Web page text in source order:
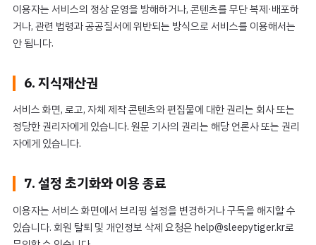
이용자는 서비스의 정상 운영을 방해하거나, 콘텐츠를 무단 복제·배포하
거나, 관련 법령과 공공질서에 위반되는 방식으로 서비스를 이용해서는
안 됩니다.
6. 지식재산권
서비스 화면, 로고, 자체 제작 콘텐츠와 편집물에 대한 권리는 회사 또는
정당한 권리자에게 있습니다. 원문 기사의 권리는 해당 언론사 또는 권리
자에게 있습니다.
7. 설정 초기화와 이용 종료
이용자는 서비스 화면에서 브리핑 설정을 변경하거나 구독을 해지할 수
있습니다. 회원 탈퇴 및 개인정보 삭제 요청은 help@sleepytiger.kr로